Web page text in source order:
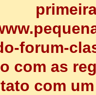
forum-
com as
com